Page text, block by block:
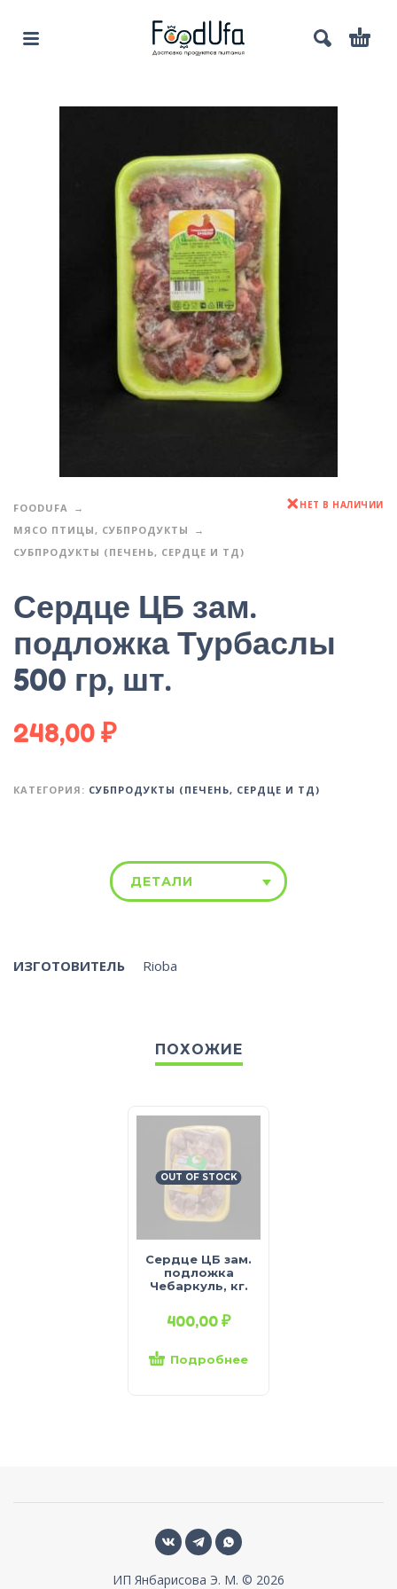
FOODUFA
МЯСО ПТИЦЫ, СУБПРОДУКТЫ
СУБПРОДУКТЫ (ПЕЧЕНЬ, СЕРДЦЕ И ТД)
НЕТ В НАЛИЧИИ
Сердце ЦБ зам.
подложка Турбаслы
500 гр, шт.
248,00₽
КАТЕГОРИЯ: СУБПРОДУКТЫ (ПЕЧЕНЬ, СЕРДЦЕ И ТД)
ДЕТАЛИ
ИЗГОТОВИТЕЛЬ Rioba
ПОХОЖИЕ
OUT OF STOCK
Сердце ЦБ зам.
подложка
Чебаркуль, кг.
400,00₽
Подробнее
ИП Янбарисова Э. М. © 2026